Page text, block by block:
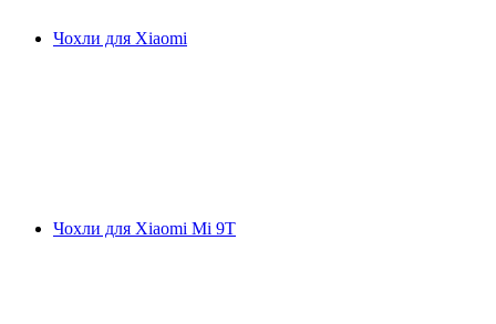
Чохли для Xiaomi
Чохли для Xiaomi Mi 9T